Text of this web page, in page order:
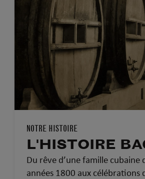
NOTRE HISTOIRE
L'HISTOIRE
Du rêve d’une famille cubaine
années 1800 aux célébrations